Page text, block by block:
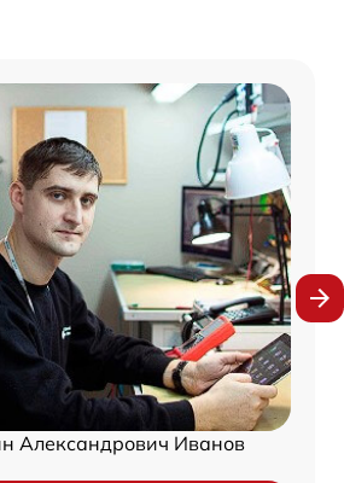
Александрович Иванов